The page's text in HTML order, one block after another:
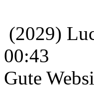
(2029)
00:43
Gute